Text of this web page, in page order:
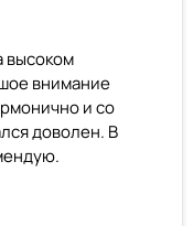
высоком
внимание
и со
доволен. В